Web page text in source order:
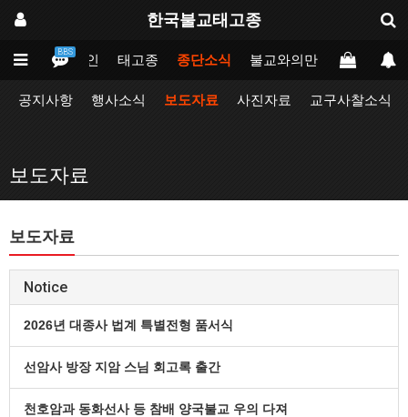
한국불교태고종
BBS
메인 태고종 종단소식 불교와의만남 업무포털
공지사항 행사소식 보도자료 사진자료 교구사찰소식
보도자료
보도자료
Notice
2026년 대종사 법계 특별전형 품서식
선암사 방장 지암 스님 회고록 출간
천호암과 동화선사 등 참배 양국불교 우의 다져